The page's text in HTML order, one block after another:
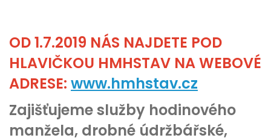
OD 1.7.2019 NÁS NAJDETE POD
HLAVIČKOU HMHSTAV NA WEBOVÉ
ADRESE: www.hmhstav.cz
Zajišťujeme služby hodinového
manžela, drobné údržbářské,